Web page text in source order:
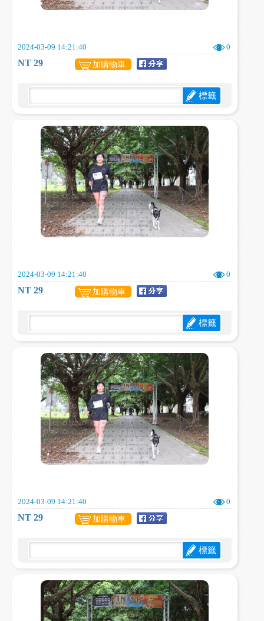
2024-03-09 14:21:40 0
NT 29 加購物車
標籤
2024-03-09 14:21:40 0
NT 29 加購物車
標籤
2024-03-09 14:21:40 0
NT 29 加購物車
標籤